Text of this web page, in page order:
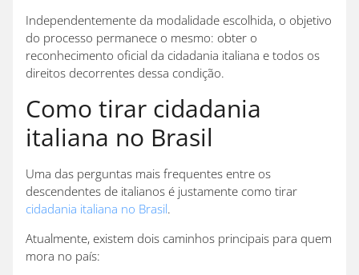
Independentemente da modalidade escolhida, o objetivo
do processo permanece o mesmo: obter o
reconhecimento oficial da cidadania italiana e todos os
direitos decorrentes dessa condição.
Como tirar cidadania
italiana no Brasil
Uma das perguntas mais frequentes entre os
descendentes de italianos é justamente como tirar
cidadania italiana no Brasil.
Atualmente, existem dois caminhos principais para quem
mora no país: